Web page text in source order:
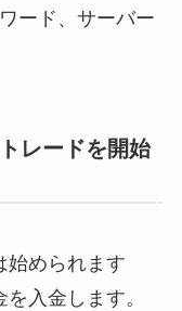
ード、サーバー
レードを開始
始められます
入金します。